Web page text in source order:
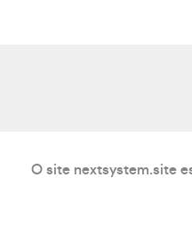
O site nextsystem.site